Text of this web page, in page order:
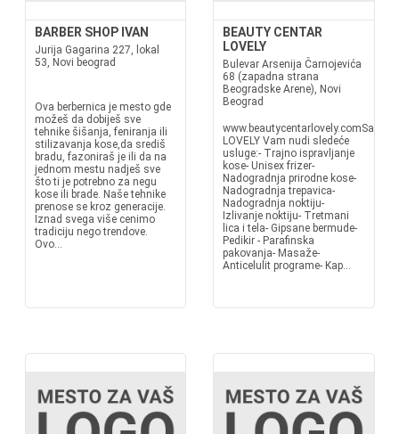
BARBER SHOP IVAN
Jurija Gagarina 227, lokal
53, Novi beograd
Ova berbernica je mesto gde
možeš da dobiješ sve
tehnike šišanja, feniranja ili
stilizavanja kose,da središ
bradu, fazoniraš je ili da na
jednom mestu nadješ sve
što ti je potrebno za negu
kose ili brade. Naše tehnike
prenose se kroz generacije.
Iznad svega više cenimo
tradiciju nego trendove.
Ovo...
BEAUTY CENTAR
LOVELY
Bulevar Arsenija Čarnojevića
68 (zapadna strana
Beogradske Arene), Novi
Beograd
www.beautycentarlovely.comSalon
LOVELY Vam nudi sledeće
usluge:- Trajno ispravljanje
kose- Unisex frizer-
Nadogradnja prirodne kose-
Nadogradnja trepavica-
Nadogradnja noktiju-
Izlivanje noktiju- Tretmani
lica i tela- Gipsane bermude-
Pedikir - Parafinska
pakovanja- Masaže-
Anticelulit programe- Kap...